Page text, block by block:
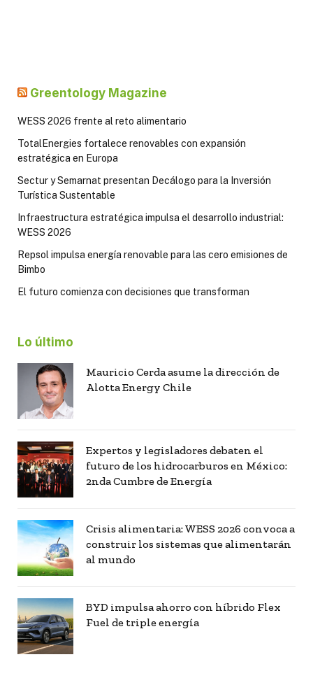
Greentology Magazine
WESS 2026 frente al reto alimentario
TotalEnergies fortalece renovables con expansión
estratégica en Europa
Sectur y Semarnat presentan Decálogo para la Inversión
Turística Sustentable
Infraestructura estratégica impulsa el desarrollo industrial:
WESS 2026
Repsol impulsa energía renovable para las cero emisiones de
Bimbo
El futuro comienza con decisiones que transforman
Lo último
Mauricio Cerda asume la dirección de
Alotta Energy Chile
Expertos y legisladores debaten el
futuro de los hidrocarburos en México:
2nda Cumbre de Energía
Crisis alimentaria: WESS 2026 convoca a
construir los sistemas que alimentarán
al mundo
BYD impulsa ahorro con híbrido Flex
Fuel de triple energía